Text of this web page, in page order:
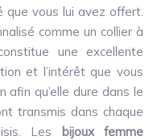
que vous lui avez offert.
comme un collier à
une excellente
et l’intérêt que vous
qu’elle dure dans le
transmis dans chaque
Les bijoux femme